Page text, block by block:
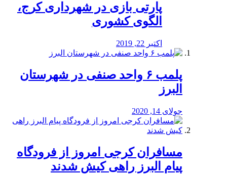
پارتی بازی در شهرداری کرج،
الگوی کشوری
اکتبر 22, 2019
پلمب ۶ واحد صنفی در شهرستان
البرز
جولای 14, 2020
مسافران کرجی امروز از فرودگاه
پیام البرز راهی کیش شدند